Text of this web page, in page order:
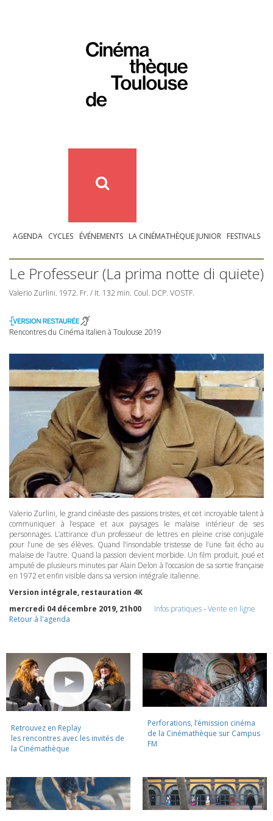
AGENDA CYCLES ÉVÉNEMENTS LA CINÉMATHÈQUE JUNIOR FESTIVALS
Le Professeur (La prima notte di quiete)
Valerio Zurlini. 1972. Fr. / It. 132 min. Coul. DCP. VOSTF.
Rencontres du Cinéma Italien à Toulouse 2019
Valerio Zurlini, le grand cinéaste des passions tristes, et cet incroyable talent à
communiquer à l’espace et aux paysages le malaise intérieur de ses
personnages. L’attirance d’un professeur de lettres en pleine crise conjugale
pour l’une de ses élèves. Quand l’insondable tristesse de l’une fait écho au
malaise de l’autre. Quand la passion devient morbide. Un film produit, joué et
amputé de plusieurs minutes par Alain Delon à l’occasion de sa sortie française
en 1972 et enfin visible dans sa version intégrale italienne.
Version intégrale, restauration 4K
mercredi 04 décembre 2019, 21h00
Infos pratiques-Vente en ligne
Retour à l'agenda
Retrouvez en Replay
les rencontres avec les invités de
la Cinémathèque
Perforations, l’émission cinéma
de la Cinémathèque sur Campus
FM